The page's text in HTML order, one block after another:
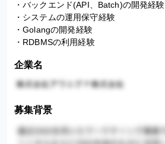
・バックエンド(API、Batch)の開発経験
・システムの運用保守経験
・Golangの開発経験
・RDBMSの利用経験
企業名
募集背景